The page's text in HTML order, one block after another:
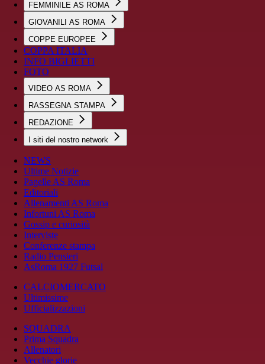
FEMMINILE AS ROMA
GIOVANILI AS ROMA
COPPE EUROPEE
COPPA ITALIA
INFO BIGLIETTI
FOTO
VIDEO AS ROMA
RASSEGNA STAMPA
REDAZIONE
I siti del nostro network
NEWS
Ultime Notizie
Pagelle AS Roma
Editoriali
Allenamenti AS Roma
Infortuni AS Roma
Gossip e curiosità
Interviste
Conferenze stampa
Radio Pensieri
AsRoma 1927 Futsal
CALCIOMERCATO
Ultimissime
Ufficializzazioni
SQUADRA
Prima Squadra
Allenatori
Vecchie glorie